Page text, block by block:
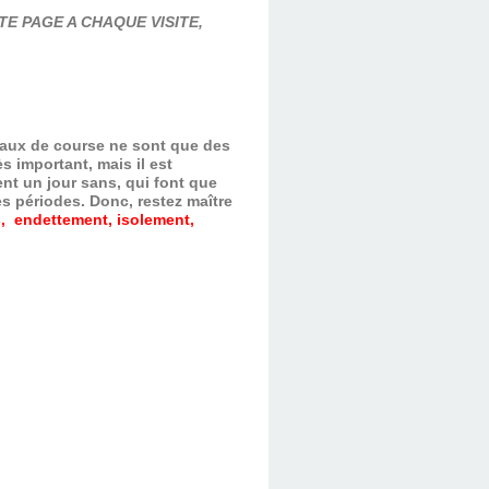
PAGE A CHAQUE VISITE,
de course ne sont que des
important, mais il est
un jour sans, qui font que
périodes. Donc, restez maître
endettement, isolement,